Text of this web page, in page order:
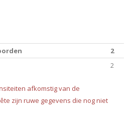
2
2
afkomstig van de
zijn ruwe gegevens die nog niet